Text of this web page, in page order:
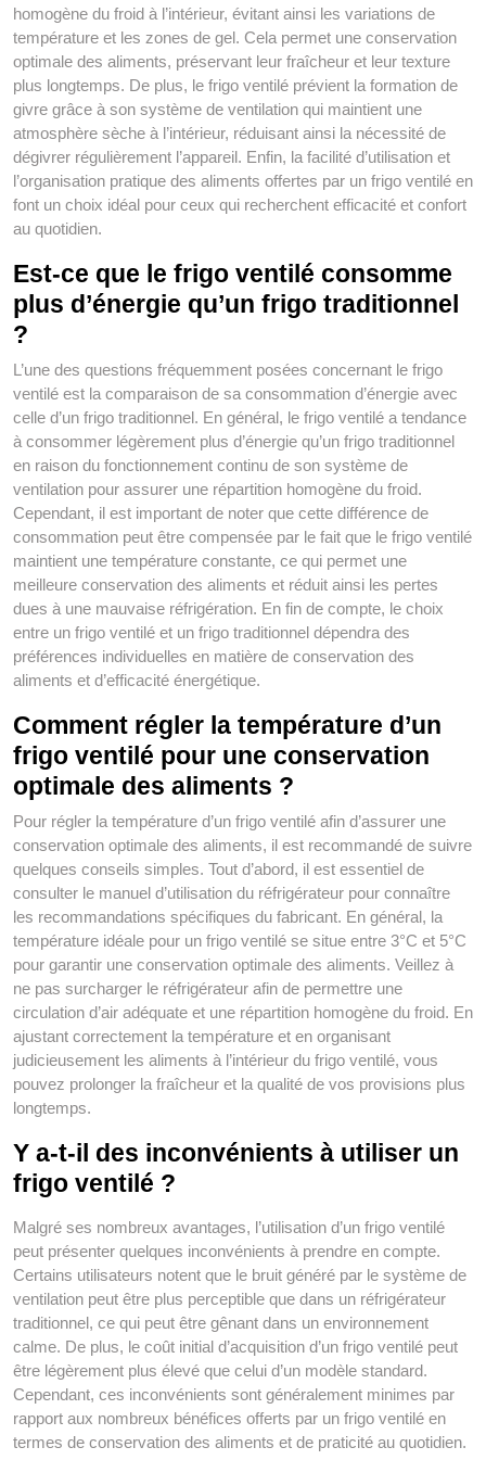
homogène du froid à l’intérieur, évitant ainsi les variations de
température et les zones de gel. Cela permet une conservation
optimale des aliments, préservant leur fraîcheur et leur texture
plus longtemps. De plus, le frigo ventilé prévient la formation de
givre grâce à son système de ventilation qui maintient une
atmosphère sèche à l’intérieur, réduisant ainsi la nécessité de
dégivrer régulièrement l’appareil. Enfin, la facilité d’utilisation et
l’organisation pratique des aliments offertes par un frigo ventilé en
font un choix idéal pour ceux qui recherchent efficacité et confort
au quotidien.
Est-ce que le frigo ventilé consomme
plus d’énergie qu’un frigo traditionnel
?
L’une des questions fréquemment posées concernant le frigo
ventilé est la comparaison de sa consommation d’énergie avec
celle d’un frigo traditionnel. En général, le frigo ventilé a tendance
à consommer légèrement plus d’énergie qu’un frigo traditionnel
en raison du fonctionnement continu de son système de
ventilation pour assurer une répartition homogène du froid.
Cependant, il est important de noter que cette différence de
consommation peut être compensée par le fait que le frigo ventilé
maintient une température constante, ce qui permet une
meilleure conservation des aliments et réduit ainsi les pertes
dues à une mauvaise réfrigération. En fin de compte, le choix
entre un frigo ventilé et un frigo traditionnel dépendra des
préférences individuelles en matière de conservation des
aliments et d’efficacité énergétique.
Comment régler la température d’un
frigo ventilé pour une conservation
optimale des aliments ?
Pour régler la température d’un frigo ventilé afin d’assurer une
conservation optimale des aliments, il est recommandé de suivre
quelques conseils simples. Tout d’abord, il est essentiel de
consulter le manuel d’utilisation du réfrigérateur pour connaître
les recommandations spécifiques du fabricant. En général, la
température idéale pour un frigo ventilé se situe entre 3°C et 5°C
pour garantir une conservation optimale des aliments. Veillez à
ne pas surcharger le réfrigérateur afin de permettre une
circulation d’air adéquate et une répartition homogène du froid. En
ajustant correctement la température et en organisant
judicieusement les aliments à l’intérieur du frigo ventilé, vous
pouvez prolonger la fraîcheur et la qualité de vos provisions plus
longtemps.
Y a-t-il des inconvénients à utiliser un
frigo ventilé ?
Malgré ses nombreux avantages, l’utilisation d’un frigo ventilé
peut présenter quelques inconvénients à prendre en compte.
Certains utilisateurs notent que le bruit généré par le système de
ventilation peut être plus perceptible que dans un réfrigérateur
traditionnel, ce qui peut être gênant dans un environnement
calme. De plus, le coût initial d’acquisition d’un frigo ventilé peut
être légèrement plus élevé que celui d’un modèle standard.
Cependant, ces inconvénients sont généralement minimes par
rapport aux nombreux bénéfices offerts par un frigo ventilé en
termes de conservation des aliments et de praticité au quotidien.